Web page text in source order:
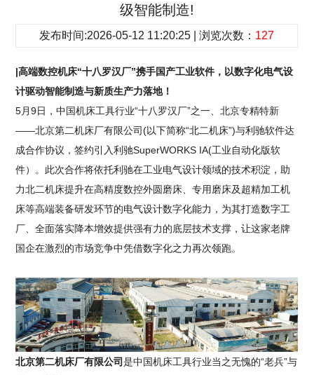
级智能制造!
发布时间:2026-05-12 11:20:25 | 浏览次数： 127
|高端数控机床“十八罗汉厂”携手国产工业软件，以数字化电气设
计驱动智能制造与新质生产力落地！
5月9日，中国机床工具行业“十八罗汉厂”之一、北京专精特新
——北京第二机床厂有限公司(以下简称“北二机床”)与利驰软件达
成合作协议，签约引入利驰SuperWORKS IA(工业自动化版软
件）。此次合作将依托利驰在工业电气设计领域的技术积淀，助
力北二机床提升在高精度数控外圆磨床、专用磨床及超精加工机
床等高端装备研发环节的电气设计数字化能力，为其打造数字工
厂、全面落实降本增效提供强有力的底层技术支撑，让这家老牌
国企在激烈的市场竞争中凭借数字化之力再次领跑。
北京第二机床厂有限公司是中国机床工具行业当之无愧的“老兵”与